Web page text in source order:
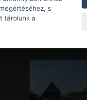
s
tárolunk a